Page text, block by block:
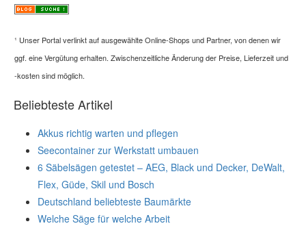
¹ Unser Portal verlinkt auf ausgewählte Online-Shops und Partner, von denen wir
ggf. eine Vergütung erhalten. Zwischenzeitliche Änderung der Preise, Lieferzeit und
-kosten sind möglich.
Beliebteste Artikel
Akkus richtig warten und pflegen
Seecontainer zur Werkstatt umbauen
6 Säbelsägen getestet – AEG, Black und Decker, DeWalt,
Flex, Güde, Skil und Bosch
Deutschland beliebteste Baumärkte
Welche Säge für welche Arbeit